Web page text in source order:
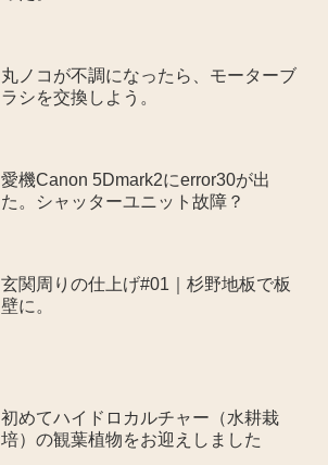
丸ノコが不調になったら、モーターブ
ラシを交換しよう。
愛機Canon 5Dmark2にerror30が出
た。シャッターユニット故障？
玄関周りの仕上げ#01｜杉野地板で板
壁に。
初めてハイドロカルチャー（水耕栽
培）の観葉植物をお迎えしました